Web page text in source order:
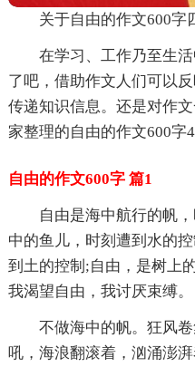
关于自由的作文600字
在学习、工作乃至生
了吧，借助作文人们可以
传递知识信息。还是对作
家整理的自由的作文600字
自由的作文600字 篇1
自由是海中航行的帆
中的鱼儿，时刻遭到水的
到土的控制;自由，是树上
我渴望自由，我讨厌束缚。
不做海中的帆。狂风
吼，海浪翻滚着，汹涌澎